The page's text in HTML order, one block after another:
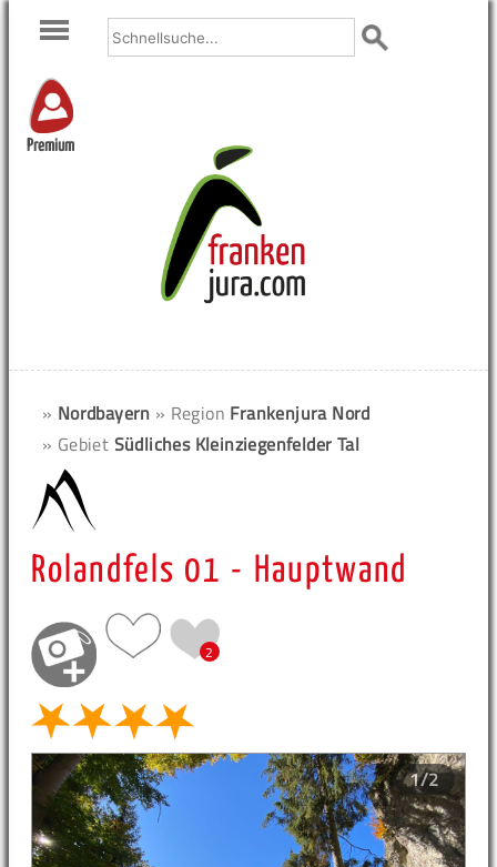
Premium
» Nordbayern » Region Frankenjura Nord
» Gebiet Südliches Kleinziegenfelder Tal
Rolandfels 01 - Hauptwand
2
1/2